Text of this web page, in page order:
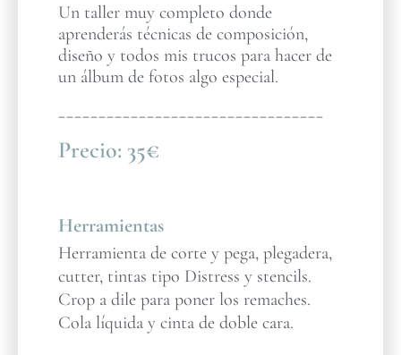
Un taller muy completo donde
aprenderás técnicas de composición,
diseño y todos mis trucos para hacer de
un álbum de fotos algo especial.
_________________________________
Precio: 35€
Herramientas
Herramienta de corte y pega, plegadera,
cutter, tintas tipo Distress y stencils.
Crop a dile para poner los remaches.
Cola líquida y cinta de doble cara.